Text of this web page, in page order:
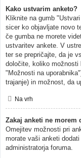
Kako ustvarim anketo?
Kliknite na gumb
sicer ko objavljate novo
če gumba ne morete
ustvaritev ankete. V
ter se prepričajte, da je
določite, koliko možnosti
"Možnosti na
trajanje) in možnost, da
Na vrh
Zakaj anketi ne morem
Omejitev možnosti pri
morate vaši anketi
administratorja foruma.